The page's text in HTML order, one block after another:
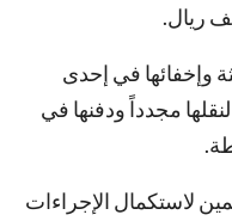
وإخفائها في إحدى
مجدداً ودفنها في
لاستكمال الإجراءات